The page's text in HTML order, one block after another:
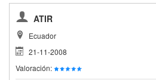
ATIR
Ecuador
21-11-2008
Valoración: